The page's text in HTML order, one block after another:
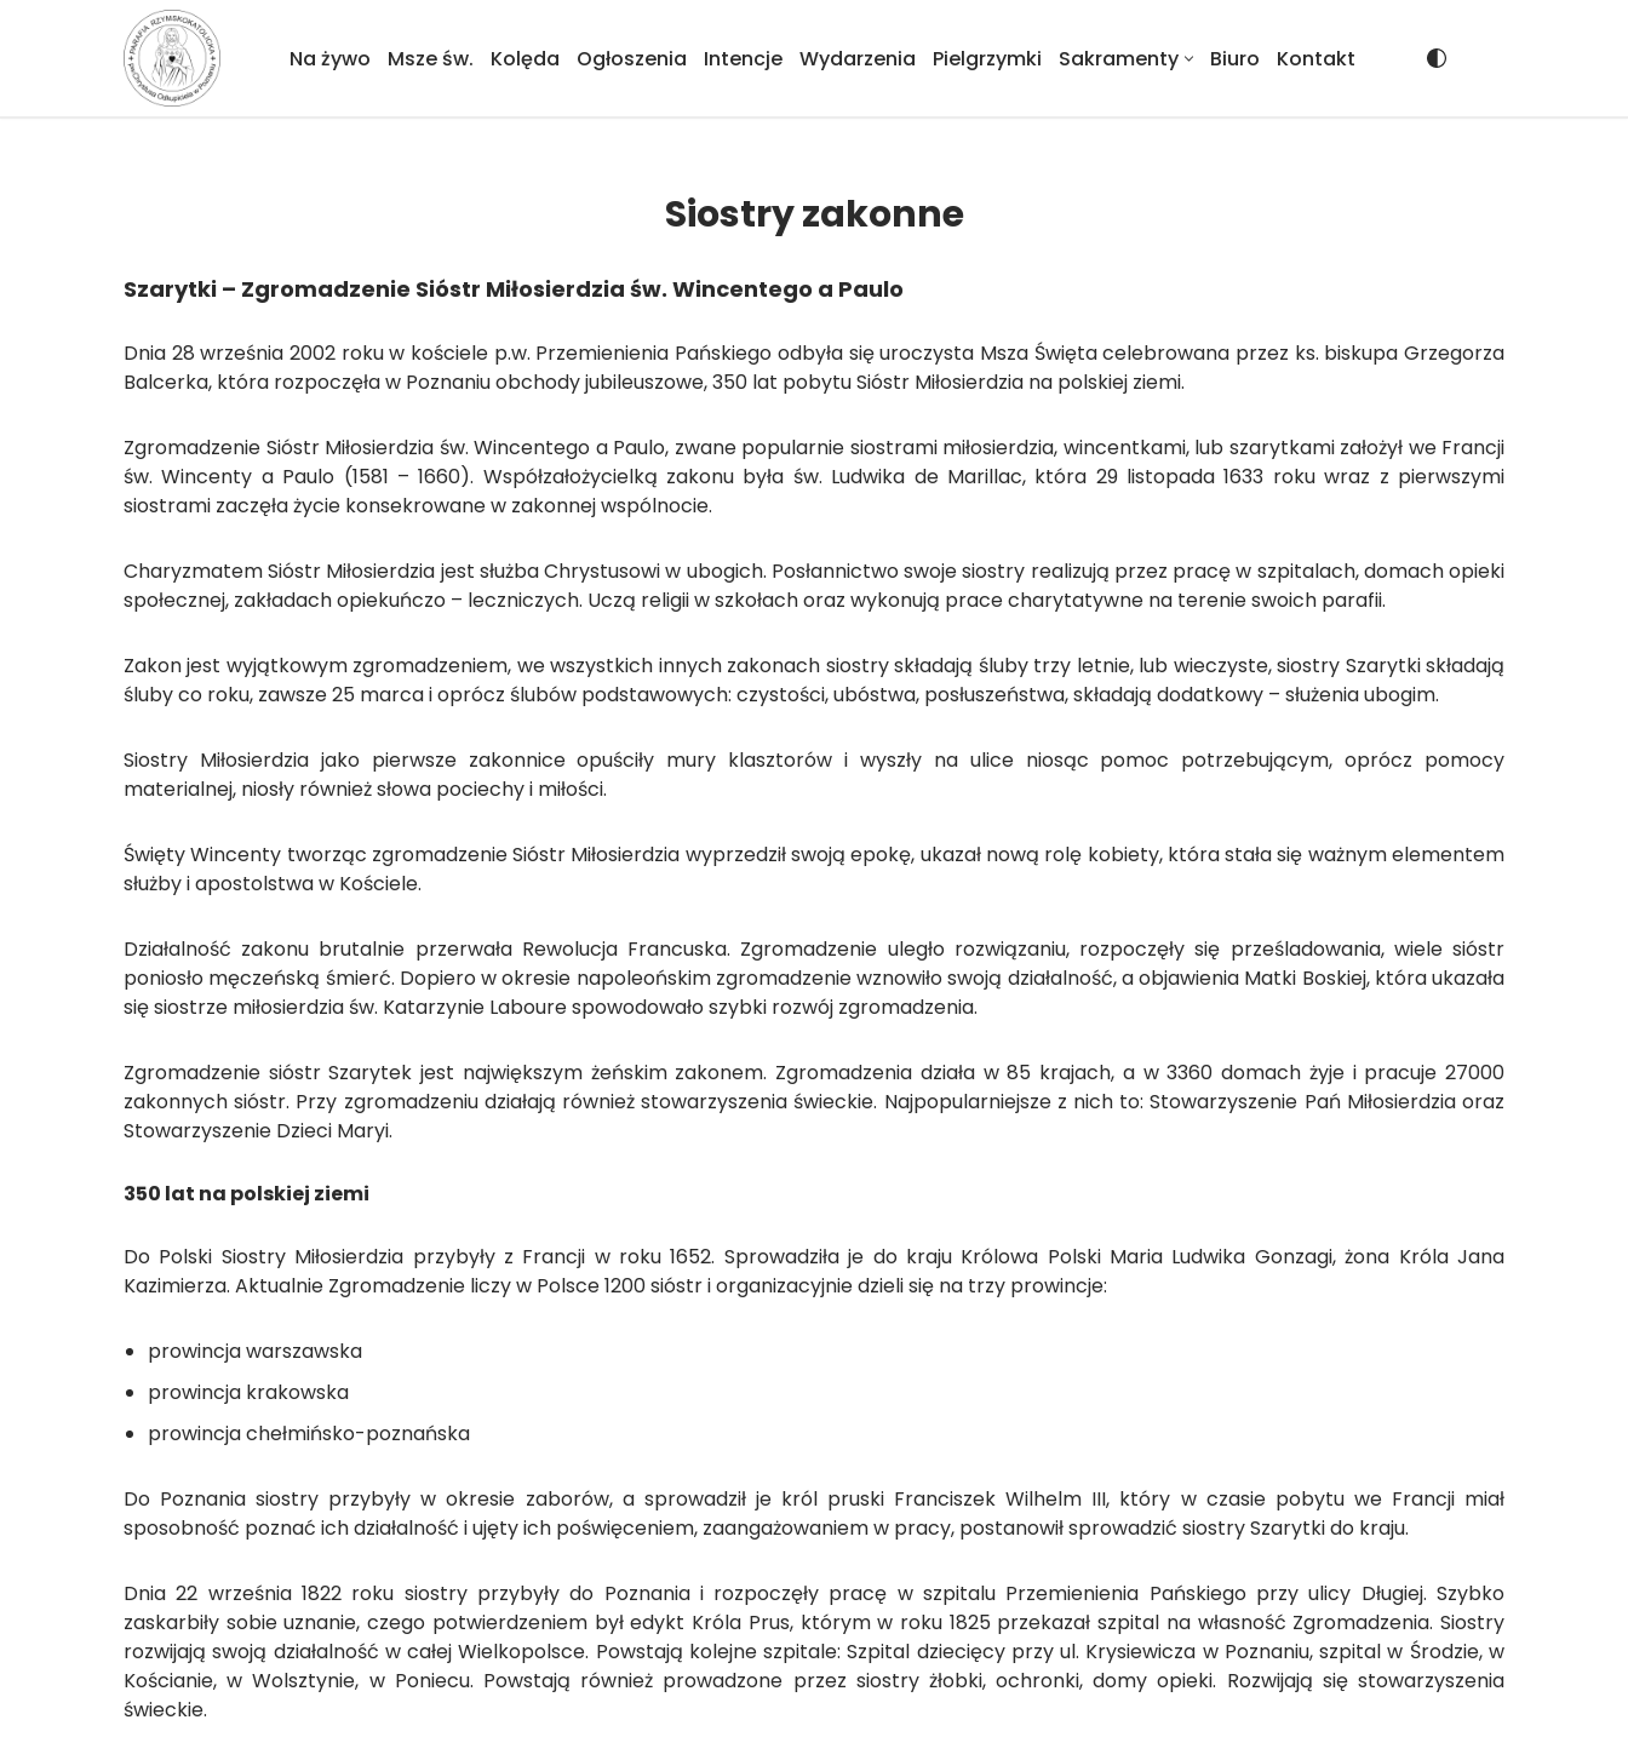
Na żywo Msze św. Kolęda Ogłoszenia Intencje Wydarzenia Pielgrzymki Sakramenty Biuro Kontakt
Siostry zakonne
Szarytki – Zgromadzenie Sióstr Miłosierdzia św. Wincentego a Paulo
Dnia 28 września 2002 roku w kościele p.w. Przemienienia Pańskiego odbyła się uroczysta Msza Święta celebrowana przez ks. biskupa Grzegorza
Balcerka, która rozpoczęła w Poznaniu obchody jubileuszowe, 350 lat pobytu Sióstr Miłosierdzia na polskiej ziemi.
Zgromadzenie Sióstr Miłosierdzia św. Wincentego a Paulo, zwane popularnie siostrami miłosierdzia, wincentkami, lub szarytkami założył we Francji
św. Wincenty a Paulo (1581 – 1660). Współzałożycielką zakonu była św. Ludwika de Marillac, która 29 listopada 1633 roku wraz z pierwszymi
siostrami zaczęła życie konsekrowane w zakonnej wspólnocie.
Charyzmatem Sióstr Miłosierdzia jest służba Chrystusowi w ubogich. Posłannictwo swoje siostry realizują przez pracę w szpitalach, domach opieki
społecznej, zakładach opiekuńczo – leczniczych. Uczą religii w szkołach oraz wykonują prace charytatywne na terenie swoich parafii.
Zakon jest wyjątkowym zgromadzeniem, we wszystkich innych zakonach siostry składają śluby trzy letnie, lub wieczyste, siostry Szarytki składają
śluby co roku, zawsze 25 marca i oprócz ślubów podstawowych: czystości, ubóstwa, posłuszeństwa, składają dodatkowy – służenia ubogim.
Siostry Miłosierdzia jako pierwsze zakonnice opuściły mury klasztorów i wyszły na ulice niosąc pomoc potrzebującym, oprócz pomocy
materialnej, niosły również słowa pociechy i miłości.
Święty Wincenty tworząc zgromadzenie Sióstr Miłosierdzia wyprzedził swoją epokę, ukazał nową rolę kobiety, która stała się ważnym elementem
służby i apostolstwa w Kościele.
Działalność zakonu brutalnie przerwała Rewolucja Francuska. Zgromadzenie uległo rozwiązaniu, rozpoczęły się prześladowania, wiele sióstr
poniosło męczeńską śmierć. Dopiero w okresie napoleońskim zgromadzenie wznowiło swoją działalność, a objawienia Matki Boskiej, która ukazała
się siostrze miłosierdzia św. Katarzynie Laboure spowodowało szybki rozwój zgromadzenia.
Zgromadzenie sióstr Szarytek jest największym żeńskim zakonem. Zgromadzenia działa w 85 krajach, a w 3360 domach żyje i pracuje 27000
zakonnych sióstr. Przy zgromadzeniu działają również stowarzyszenia świeckie. Najpopularniejsze z nich to: Stowarzyszenie Pań Miłosierdzia oraz
Stowarzyszenie Dzieci Maryi.
350 lat na polskiej ziemi
Do Polski Siostry Miłosierdzia przybyły z Francji w roku 1652. Sprowadziła je do kraju Królowa Polski Maria Ludwika Gonzagi, żona Króla Jana
Kazimierza. Aktualnie Zgromadzenie liczy w Polsce 1200 sióstr i organizacyjnie dzieli się na trzy prowincje:
prowincja warszawska
prowincja krakowska
prowincja chełmińsko-poznańska
Do Poznania siostry przybyły w okresie zaborów, a sprowadził je król pruski Franciszek Wilhelm III, który w czasie pobytu we Francji miał
sposobność poznać ich działalność i ujęty ich poświęceniem, zaangażowaniem w pracy, postanowił sprowadzić siostry Szarytki do kraju.
Dnia 22 września 1822 roku siostry przybyły do Poznania i rozpoczęły pracę w szpitalu Przemienienia Pańskiego przy ulicy Długiej. Szybko
zaskarbiły sobie uznanie, czego potwierdzeniem był edykt Króla Prus, którym w roku 1825 przekazał szpital na własność Zgromadzenia. Siostry
rozwijają swoją działalność w całej Wielkopolsce. Powstają kolejne szpitale: Szpital dziecięcy przy ul. Krysiewicza w Poznaniu, szpital w Środzie, w
Kościanie, w Wolsztynie, w Poniecu. Powstają również prowadzone przez siostry żłobki, ochronki, domy opieki. Rozwijają się stowarzyszenia
świeckie.